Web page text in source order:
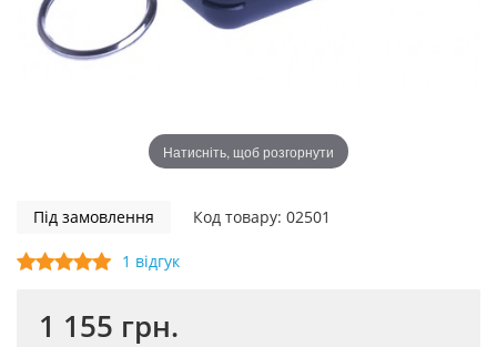
Натисніть, щоб розгорнути
Під замовлення Код товару: 02501
1 відгук
1 155 грн.